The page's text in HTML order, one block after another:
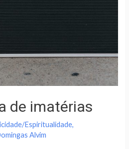
de imatérias
Espiritualidade,
Alvim